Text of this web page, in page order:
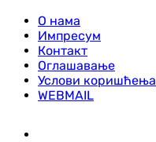
О нама
Импресум
Контакт
Оглашавање
Услови коришћења
WEBMAIL